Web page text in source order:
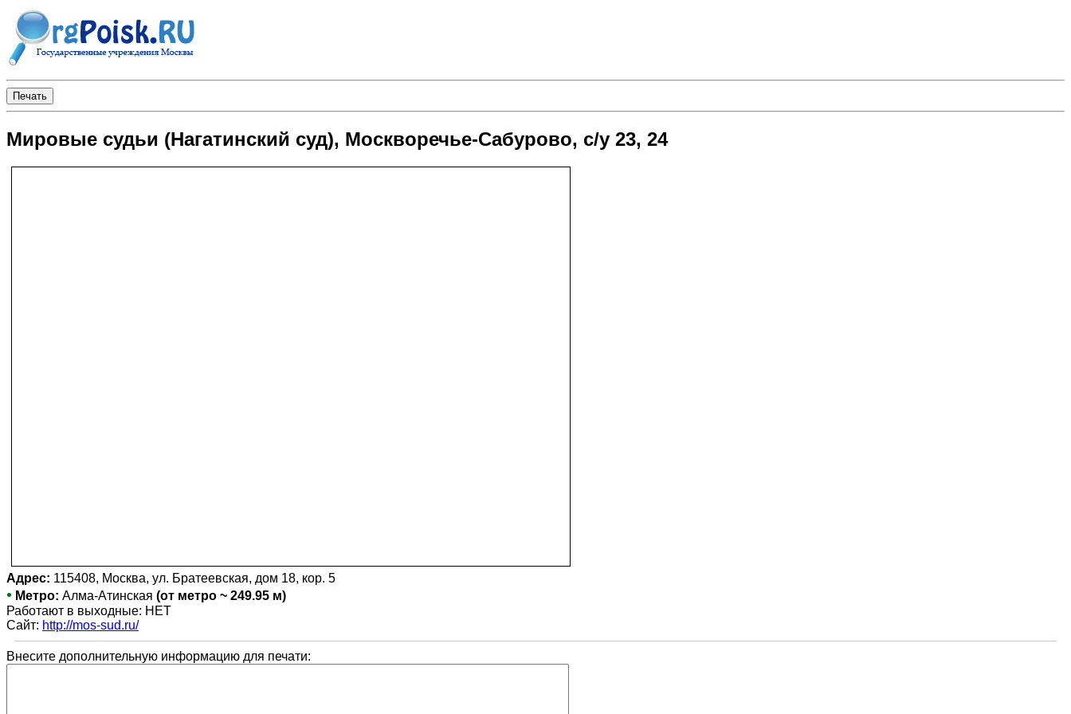
Мировые судьи (Нагатинский суд), Москворечье-Сабурово, с/у 23, 24
Адрес: 115408, Москва, ул. Братеевская, дом 18, кор. 5
• Метро: Алма-Атинская (от метро ~ 249.95 м)
Работают в выходные: НЕТ
Сайт: http://mos-sud.ru/
Внесите дополнительную информацию для печати: